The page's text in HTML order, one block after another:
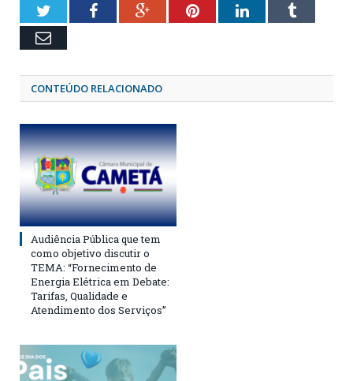
TwitterFacebookGoogle+PinterestLinkedInTumblr
Email
CONTEÚDO RELACIONADO
Audiência Pública que tem
como objetivo discutir o
TEMA: “Fornecimento de
Energia Elétrica em Debate:
Tarifas, Qualidade e
Atendimento dos Serviços”